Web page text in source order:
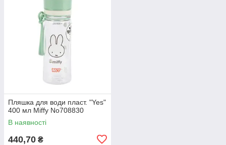
Пляшка для води пласт. "Yes"
400 мл Miffy No708830
В наявності
440,70 ₴